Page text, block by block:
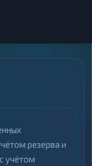
резерва и
учётом